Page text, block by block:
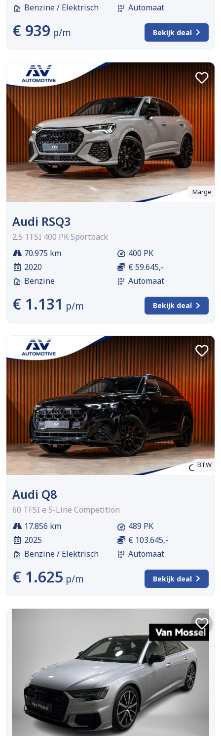
Benzine / Elektrisch
Automaat
€ 939 p/m Bekijk deal
Marge
Audi RSQ3
2.5 TFSI 400 PK Sportback
70.975 km
2020
Benzine
400 PK
€ 59.645,-
Automaat
€ 1.131 p/m Bekijk deal
BTW
Audi Q8
60 TFSI e S-Line Competition
17.856 km
2025
Benzine / Elektrisch
489 PK
€ 103.645,-
Automaat
€ 1.625 p/m Bekijk deal